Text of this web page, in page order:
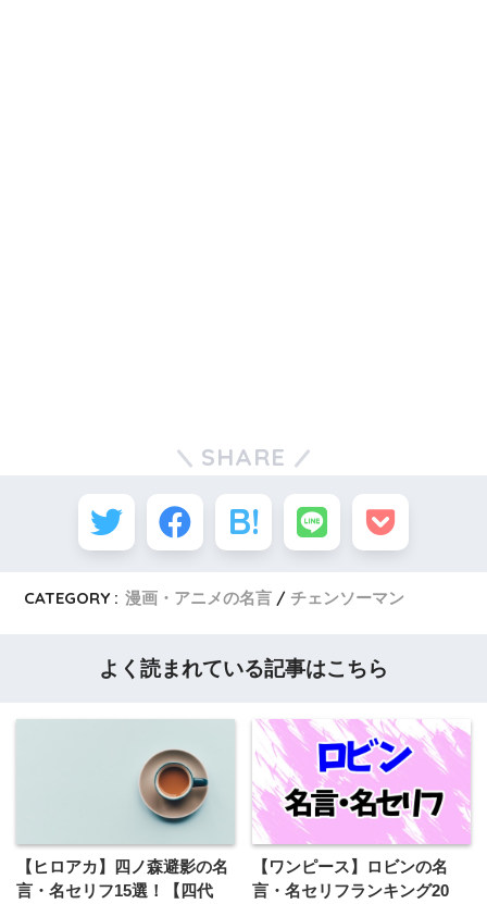
SHARE
CATEGORY : 漫画・アニメの名言 チェンソーマン
よく読まれている記事はこちら
【ヒロアカ】四ノ森避影の名
言・名セリフ15選！【四代
【ワンピース】ロビンの名
言・名セリフランキング20